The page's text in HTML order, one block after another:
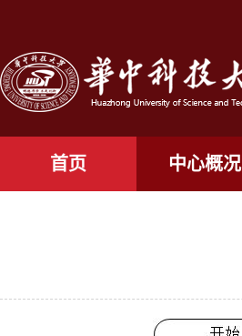
首页 中心概况